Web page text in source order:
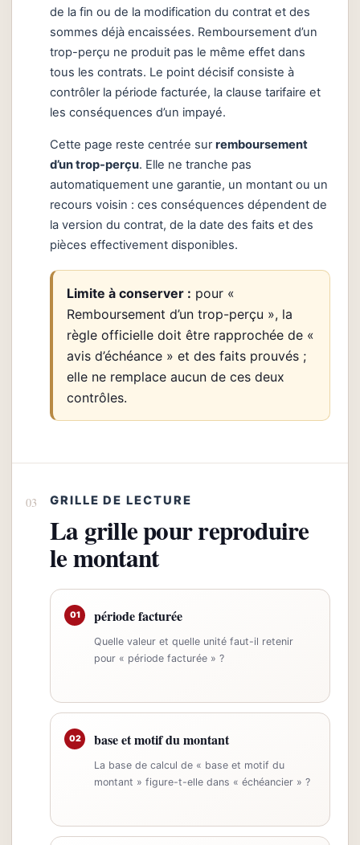
de la fin ou de la modification du contrat et des
sommes déjà encaissées. Remboursement d’un
trop-perçu ne produit pas le même effet dans
tous les contrats. Le point décisif consiste à
contrôler la période facturée, la clause tarifaire et
les conséquences d’un impayé.
Cette page reste centrée surremboursement
d’un trop-perçu. Elle ne tranche pas
automatiquement une garantie, un montant ou un
recours voisin : ces conséquences dépendent de
la version du contrat, de la date des faits et des
pièces effectivement disponibles.
Limite à conserver : pour «
Remboursement d’un trop-perçu », la
règle officielle doit être rapprochée de «
avis d’échéance » et des faits prouvés ;
elle ne remplace aucun de ces deux
contrôles.
GRILLE DE LECTURE
La grille pour reproduire
le montant
01 période facturée
Quelle valeur et quelle unité faut-il retenir
pour « période facturée » ?
02 base et motif du montant
La base de calcul de « base et motif du
montant » figure-t-elle dans « échéancier » ?